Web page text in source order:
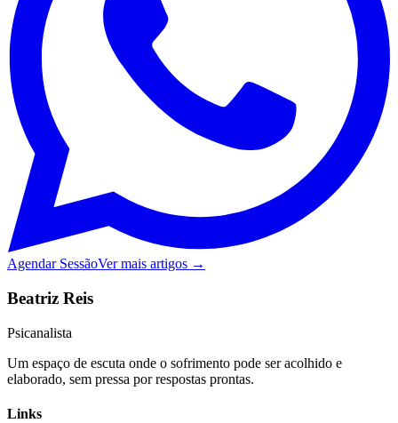
Agendar SessãoVer mais artigos →
Beatriz Reis
Psicanalista
Um espaço de escuta onde o sofrimento pode ser acolhido e
elaborado, sem pressa por respostas prontas.
Links